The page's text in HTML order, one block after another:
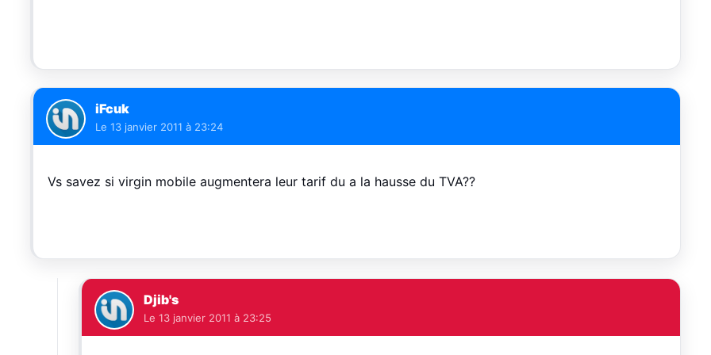
iFcuk
Le 13 janvier 2011 à 23:24
Vs savez si virgin mobile augmentera leur tarif du a la hausse du TVA??
Djib's
Le 13 janvier 2011 à 23:25